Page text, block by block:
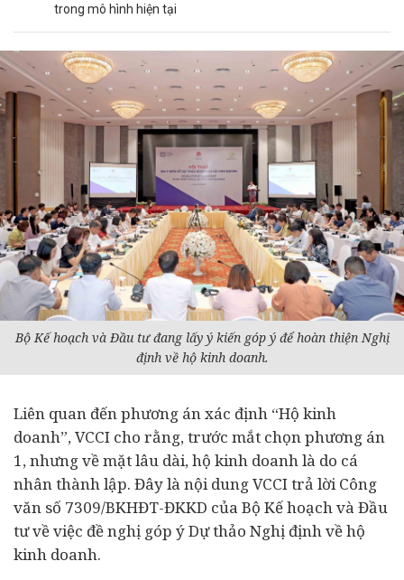
trong mô hình hiện tại
Bộ Kế hoạch và Đầu tư đang lấy ý kiến góp ý để hoàn thiện Nghị
định về hộ kinh doanh.
Liên quan đến phương án xác định “Hộ kinh
doanh”, VCCI cho rằng, trước mắt chọn phương án
1, nhưng về mặt lâu dài, hộ kinh doanh là do cá
nhân thành lập. Đây là nội dung VCCI trả lời Công
văn số 7309/BKHĐT-ĐKKD của Bộ Kế hoạch và Đầu
tư về việc đề nghị góp ý Dự thảo Nghị định về hộ
kinh doanh.